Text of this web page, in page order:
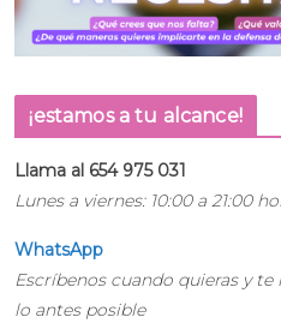
¡estamos a tu alcance!
Llama al 654 975 031
Lunes a viernes: 10:00 a 21:00
WhatsApp
Escríbenos cuando quieras y
lo antes posible